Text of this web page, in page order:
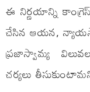
ఈ నిర్ణయాన్ని కాంగ్రెస్
చేసిన ఆయన,
ప్రజాస్వామ్య
చర్యలు